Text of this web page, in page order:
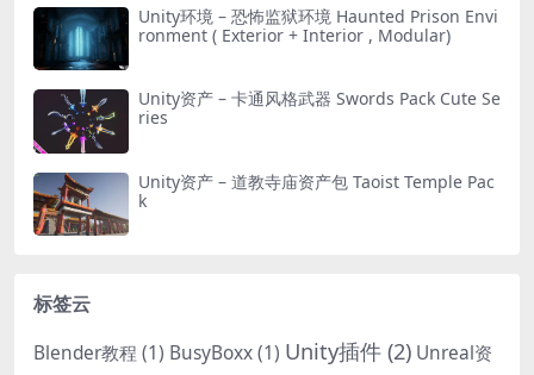
Unity环境 – 恐怖监狱环境 Haunted Prison Envi
ronment ( Exterior + Interior , Modular)
Unity资产 – 卡通风格武器 Swords Pack Cute Se
ries
Unity资产 – 道教寺庙资产包 Taoist Temple Pac
k
标签云
Blender教程 (1) BusyBoxx(1) Unity插件 (2) Unreal资